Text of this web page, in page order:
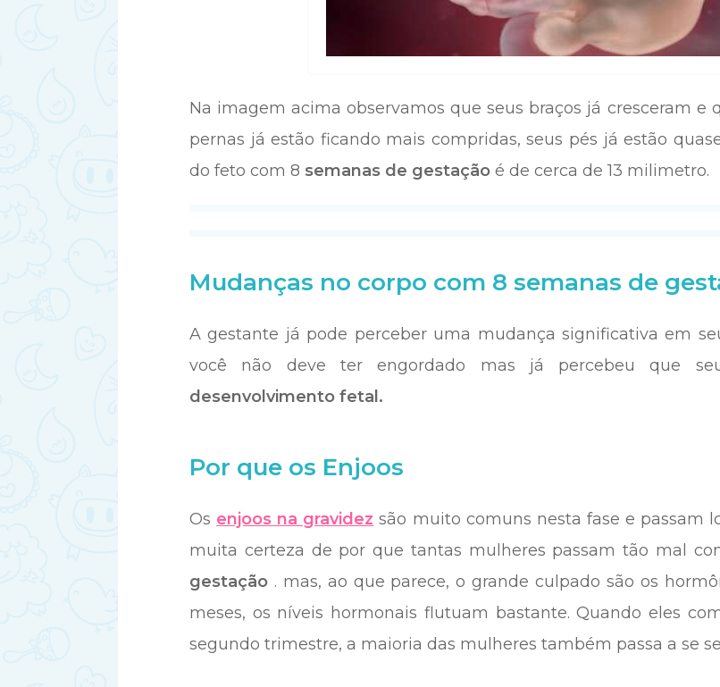
Na imagem acima observamos que seus braços já cresceram e
pernas já estão ficando mais compridas, seus pés já estão
do feto com 8 semanas de gestação é de cerca de 13 milimetro.
Mudanças no corpo com 8 semanas de
A gestante já pode perceber uma mudança significativa em
você não deve ter engordado mas já percebeu que
desenvolvimento fetal.
Por que os Enjoos
Os enjoos na gravidez são muito comuns nesta fase e passam
muita certeza de por que tantas mulheres passam tão mal
gestação . mas, ao que parece, o grande culpado são os
meses, os níveis hormonais flutuam bastante. Quando eles
segundo trimestre, a maioria das mulheres também passa a se